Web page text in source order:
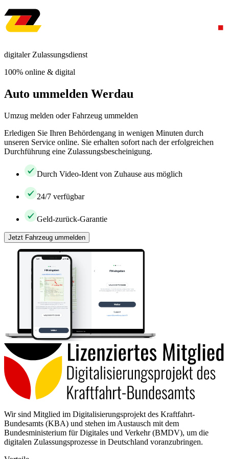
digitaler Zulassungsdienst
100% online & digital
Auto ummelden Werdau
Umzug melden oder Fahrzeug ummelden
Erledigen Sie Ihren Behördengang in wenigen Minuten durch
unseren Service online. Sie erhalten sofort nach der erfolgreichen
Durchführung eine Zulassungsbescheinigung.
Durch Video-Ident von Zuhause aus möglich
24/7 verfügbar
Geld-zurück-Garantie
Jetzt Fahrzeug ummelden
Wir sind Mitglied im Digitalisierungsprojekt des Kraftfahrt-
Bundesamts (KBA) und stehen im Austausch mit dem
Bundesministerium für Digitales und Verkehr (BMDV), um die
digitalen Zulassungsprozesse in Deutschland voranzubringen.